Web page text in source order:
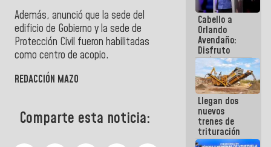
Además, anunció que la sede del
edificio de Gobierno y la sede de
Protección Civil fueron habilitadas
como centro de acopio.
REDACCIÓN MAZO
Comparte esta noticia:
Cabello a
Orlando
Avendaño:
Disfruto
cada vez
que escribes
porque lo
que haces
es
embarrarla
Llegan dos
nuevos
trenes de
trituración
para